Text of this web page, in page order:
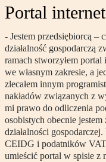
Portal
- Jestem przedsiębiorcą –
działalność gospodarczą
ramach stworzyłem
we własnym zakresie, a
zlecałem innym
nakładów związanych z
mi prawo do odliczenia
osobistych obecnie
działalności
CEIDG i podatników
umieścić portal w spisie z